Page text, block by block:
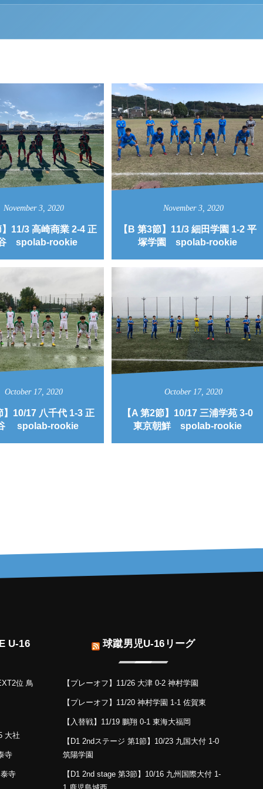
November 3 ,2020
11/3 高崎商業 2-4 正
spolab-rookie
November 3, 2020
【B 第3節】11/3 細田学園 1-2 平
塚学園 spolab-rookie
October 17,2020
】10/17 八千代 1-3 正
spolab-rookie
October 17, 2020
【A 第2節】10/17 三浦学苑 3-0
東京朝鮮 spolab-rookie
U-16
位 鳥
大社
寺
寺
球蹴男児U-16リーグ
【プレーオフ】11/26 大津 0-2 神村学園
【プレーオフ】11/20 神村学園 1-1 佐賀東
【入替戦】11/19 鵬翔 0-1 東海大福岡
【D1 2ndステージ 第1節】10/23 九国大付 1-0
筑陽学園
【D1 2nd stage 第3節】10/16 九州国際大付 1-